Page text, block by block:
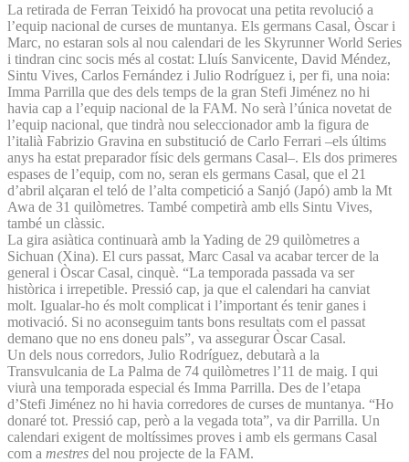
La retirada de Ferran Teixidó ha provocat una petita revolució a
l’equip nacional de curses de muntanya. Els germans Casal, Òscar i
Marc, no estaran sols al nou calendari de les Skyrunner World Series
i tindran cinc socis més al costat: Lluís Sanvicente, David Méndez,
Sintu Vives, Carlos Fernández i Julio Rodríguez i, per fi, una noia:
Imma Parrilla que des dels temps de la gran Stefi Jiménez no hi
havia cap a l’equip nacional de la FAM. No serà l’única novetat de
l’equip nacional, que tindrà nou seleccionador amb la figura de
l’italià Fabrizio Gravina en substitució de Carlo Ferrari –els últims
anys ha estat preparador físic dels germans Casal–. Els dos primeres
espases de l’equip, com no, seran els germans Casal, que el 21
d’abril alçaran el teló de l’alta competició a Sanjó (Japó) amb la Mt
Awa de 31 quilòmetres. També competirà amb ells Sintu Vives,
també un clàssic.
La gira asiàtica continuarà amb la Yading de 29 quilòmetres a
Sichuan (Xina). El curs passat, Marc Casal va acabar tercer de la
general i Òscar Casal, cinquè. “La temporada passada va ser
històrica i irrepetible. Pressió cap, ja que el calendari ha canviat
molt. Igualar-ho és molt complicat i l’important és tenir ganes i
motivació. Si no aconseguim tants bons resultats com el passat
demano que no ens doneu pals”, va assegurar Òscar Casal.
Un dels nous corredors, Julio Rodríguez, debutarà a la
Transvulcania de La Palma de 74 quilòmetres l’11 de maig. I qui
viurà una temporada especial és Imma Parrilla. Des de l’etapa
d’Stefi Jiménez no hi havia corredores de curses de muntanya. “Ho
donaré tot. Pressió cap, però a la vegada tota”, va dir Parrilla. Un
calendari exigent de moltíssimes proves i amb els germans Casal
com a mestres del nou projecte de la FAM.